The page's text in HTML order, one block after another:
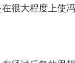
很大程度上使